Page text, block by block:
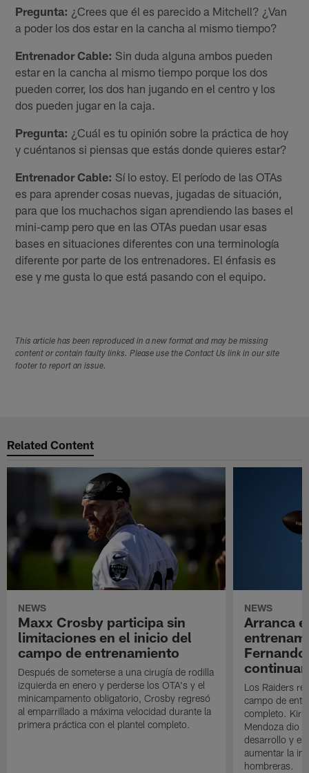
Pregunta: ¿Crees que él es parecido a Mitchell? ¿Van
a poder los dos estar en la cancha al mismo tiempo?
Entrenador Cable: Sin duda alguna ambos pueden
estar en la cancha al mismo tiempo porque los dos
pueden correr, los dos han jugando en el centro y los
dos pueden jugar en la caja.
Pregunta: ¿Cuál es tu opinión sobre la práctica de hoy
y cuéntanos si piensas que estás donde quieres estar?
Entrenador Cable: Sí lo estoy. El período de las OTAs
es para aprender cosas nuevas, jugadas de situación,
para que los muchachos sigan aprendiendo las bases el
mini-camp pero que en las OTAs puedan usar esas
bases en situaciones diferentes con una terminología
diferente por parte de los entrenadores. El énfasis es
ese y me gusta lo que está pasando con el equipo.
This article has been reproduced in a new format and may be missing
content or contain faulty links. Please use the Contact Us link in our site
footer to report an issue.
Related Content
NEWS
Maxx Crosby participa sin
limitaciones en el inicio del
campo de entrenamiento
Después de someterse a una cirugía de rodilla
izquierda en enero y perderse los OTA's y el
minicampamento obligatorio, Crosby regresó
al emparrillado a máxima velocidad durante la
primera práctica con el plantel completo.
NEWS
Arranca
Los Raiders
campo de
completo. Kirk
Mendoza dio
desarrollo y el
aumentar la
hombreras.